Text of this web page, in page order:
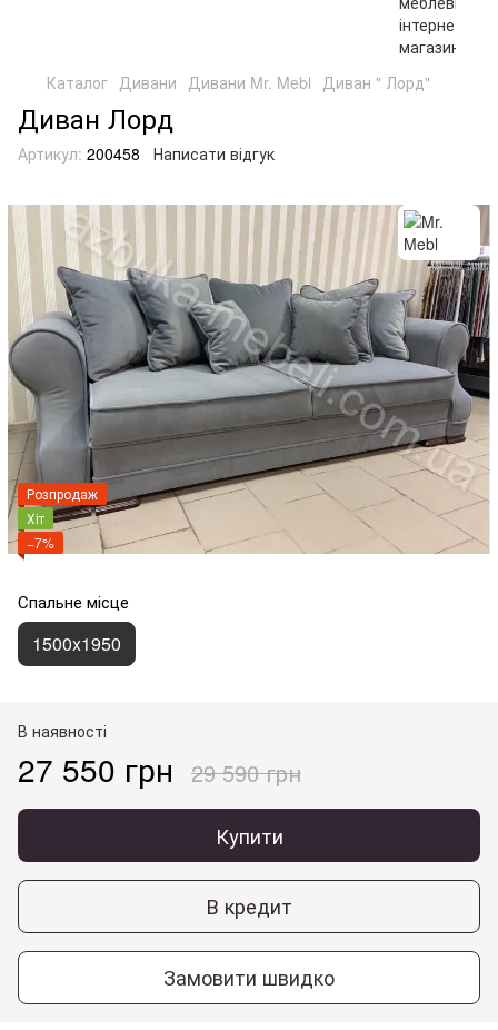
Каталог Дивани Дивани Mr. Mebl Диван " Лорд"
Диван Лорд
Артикул: 200458 Написати відгук
Розпродаж
Хіт
−7%
Спальне місце
1500x1950
В наявності
27 550 грн 29 590 грн
Купити
В кредит
Замовити швидко